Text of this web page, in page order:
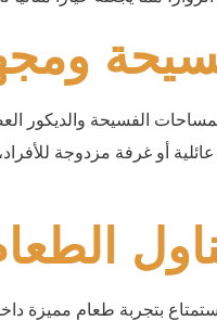
الفسيحة والديكور
أو غرفة مزدوجة
الاستمتاع بتجربة طعام